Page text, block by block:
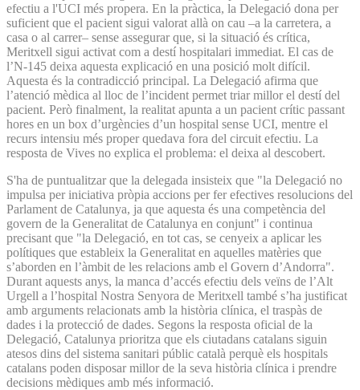
efectiu a l'UCI més propera. En la pràctica, la Delegació dona per
suficient que el pacient sigui valorat allà on cau –a la carretera, a
casa o al carrer– sense assegurar que, si la situació és crítica,
Meritxell sigui activat com a destí hospitalari immediat. El cas de
l’N-145 deixa aquesta explicació en una posició molt difícil.
Aquesta és la contradicció principal. La Delegació afirma que
l’atenció mèdica al lloc de l’incident permet triar millor el destí del
pacient. Però finalment, la realitat apunta a un pacient crític passant
hores en un box d’urgències d’un hospital sense UCI, mentre el
recurs intensiu més proper quedava fora del circuit efectiu. La
resposta de Vives no explica el problema: el deixa al descobert.
S'ha de puntualitzar que la delegada insisteix que "la Delegació no
impulsa per iniciativa pròpia accions per fer efectives resolucions del
Parlament de Catalunya, ja que aquesta és una competència del
govern de la Generalitat de Catalunya en conjunt" i continua
precisant que "la Delegació, en tot cas, se cenyeix a aplicar les
polítiques que estableix la Generalitat en aquelles matèries que
s’aborden en l’àmbit de les relacions amb el Govern d’Andorra".
Durant aquests anys, la manca d’accés efectiu dels veïns de l’Alt
Urgell a l’hospital Nostra Senyora de Meritxell també s’ha justificat
amb arguments relacionats amb la història clínica, el traspàs de
dades i la protecció de dades. Segons la resposta oficial de la
Delegació, Catalunya prioritza que els ciutadans catalans siguin
atesos dins del sistema sanitari públic català perquè els hospitals
catalans poden disposar millor de la seva història clínica i prendre
decisions mèdiques amb més informació.